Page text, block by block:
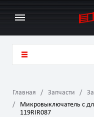
Главная Запчасти
Микровыключатель с
119RIR087